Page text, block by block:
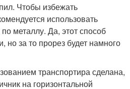
Чтобы избежать
использовать
металлу. Да, этот способ
но за то прорез будет намного
транспортира сделана,
на горизонтальной